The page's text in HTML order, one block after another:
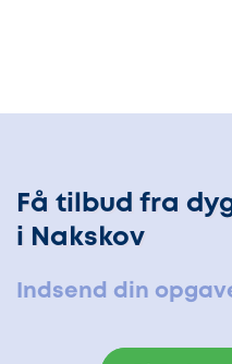
Få tilbud fra
i Nakskov
Indsend din